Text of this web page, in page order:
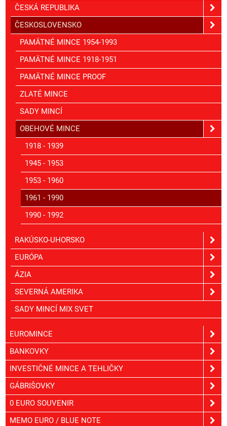
ČESKÁ REPUBLIKA
ČESKOSLOVENSKO
PAMÄTNÉ MINCE 1954-1993
PAMÄTNÉ MINCE 1918-1951
PAMÄTNÉ MINCE PROOF
ZLATÉ MINCE
SADY MINCÍ
OBEHOVÉ MINCE
1918 - 1939
1945 - 1953
1953 - 1960
1961 - 1990
1990 - 1992
RAKÚSKO-UHORSKO
EURÓPA
ÁZIA
SEVERNÁ AMERIKA
SADY MINCÍ MIX SVET
EUROMINCE
BANKOVKY
INVESTIČNÉ MINCE A TEHLIČKY
GÁBRIŠOVKY
0 EURO SOUVENIR
MEMO EURO / BLUE NOTE